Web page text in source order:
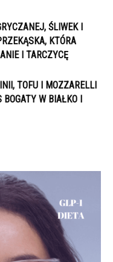
ŚLIWEK I
KTÓRA
I TARCZYCĘ
TOFU I MOZZARELLI
W BIAŁKO I